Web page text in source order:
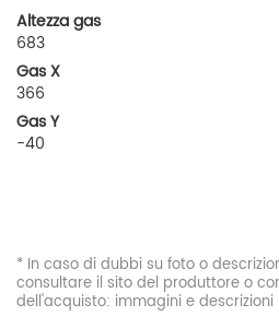
Altezza gas
683
Gas X
366
Gas Y
-40
* In caso di dubbi su foto o
consultare il sito del produttore o
dell'acquisto: immagini e